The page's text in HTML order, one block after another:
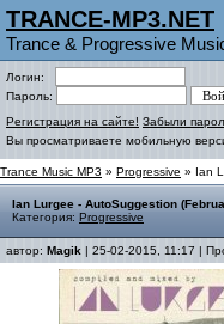
TRANCE-MP3.NET
Trance & Progressive
Логин:
Пароль:
Регистрация на сайте! Забыли
Вы просматриваете мобильную
Trance Music MP3 » Progressive » Ian
Ian Lurgee - AutoSuggestion
Категория: Progressive
автор: Magik | 25-02-2015, 11:17 |